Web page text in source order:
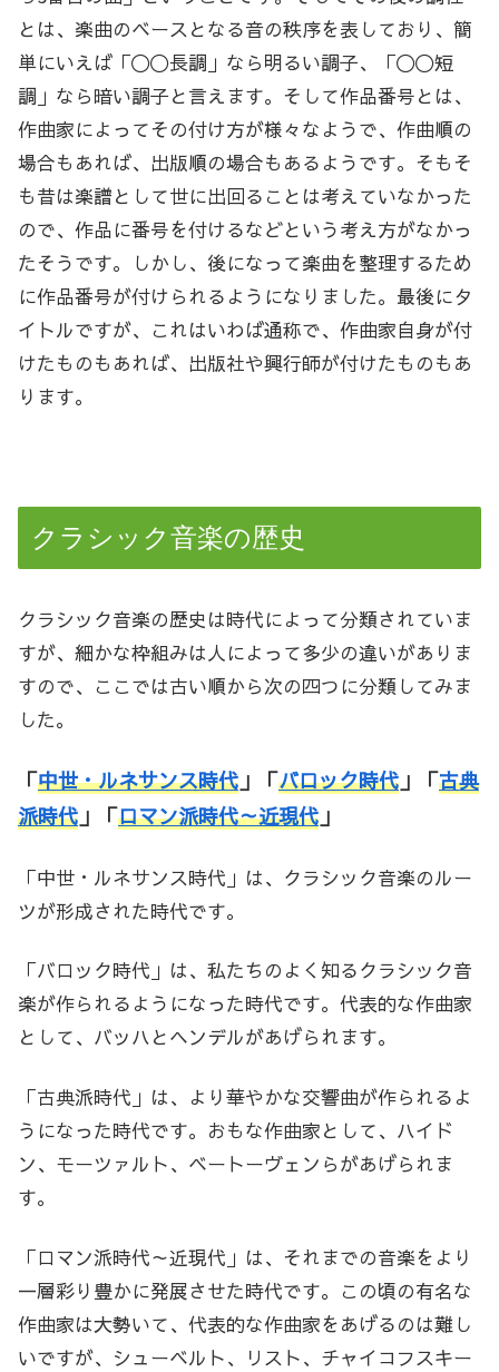
とは、楽曲のベースとなる音の秩序を表しており、簡
単にいえば「〇〇長調」なら明るい調子、「〇〇短
調」なら暗い調子と言えます。そして作品番号とは、
作曲家によってその付け方が様々なようで、作曲順の
場合もあれば、出版順の場合もあるようです。そもそ
も昔は楽譜として世に出回ることは考えていなかった
ので、作品に番号を付けるなどという考え方がなかっ
たそうです。しかし、後になって楽曲を整理するため
に作品番号が付けられるようになりました。最後にタ
イトルですが、これはいわば通称で、作曲家自身が付
けたものもあれば、出版社や興行師が付けたものもあ
ります。
クラシック音楽の歴史
クラシック音楽の歴史は時代によって分類されていま
すが、細かな枠組みは人によって多少の違いがありま
すので、ここでは古い順から次の四つに分類してみま
した。
「中世・ルネサンス時代 」「バロック時代 」「古典
派時代 」「ロマン派時代～近現代 」
「中世・ルネサンス時代」は、クラシック音楽のルー
ツが形成された時代です。
「バロック時代」は、私たちのよく知るクラシック音
楽が作られるようになった時代です。代表的な作曲家
として、バッハとヘンデルがあげられます。
「古典派時代」は、より華やかな交響曲が作られるよ
うになった時代です。おもな作曲家として、ハイド
ン、モーツァルト、ベートーヴェンらがあげられま
す。
「ロマン派時代～近現代」は、それまでの音楽をより
一層彩り豊かに発展させた時代です。この頃の有名な
作曲家は大勢いて、代表的な作曲家をあげるのは難し
いですが、シューベルト、リスト、チャイコフスキー